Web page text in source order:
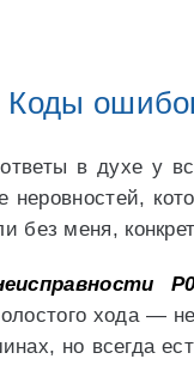
Коды
в духе у
без меня,
хода —
но всегда